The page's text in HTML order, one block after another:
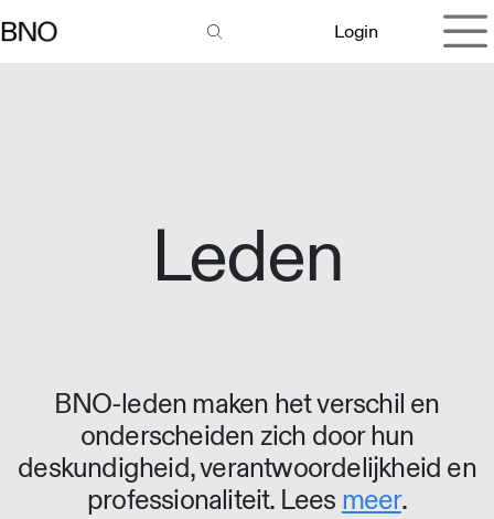
Login
Leden
BNO-leden maken het verschil en
onderscheiden zich door hun
deskundigheid, verantwoordelijkheid en
professionaliteit. Lees meer.